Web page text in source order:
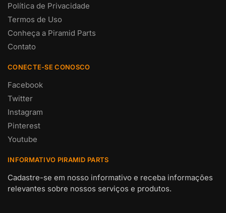
Política de Privacidade
Termos de Uso
Conheça a Piramid Parts
Contato
CONECTE-SE CONOSCO
Facebook
Twitter
Instagram
Pinterest
Youtube
INFORMATIVO PIRAMID PARTS
Cadastre-se em nosso informativo e receba informações
relevantes sobre nossos serviços e produtos.